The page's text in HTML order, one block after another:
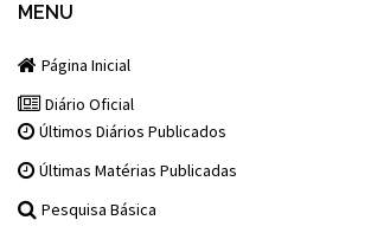
MENU
Página Inicial
Diário Oficial
Últimos Diários Publicados
Últimas Matérias Publicadas
Pesquisa Básica